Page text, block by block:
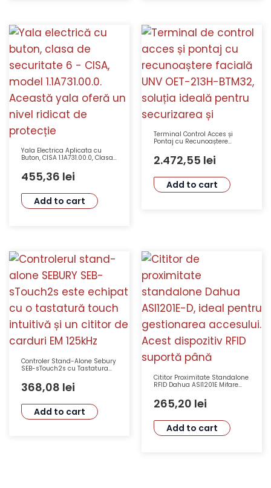
Yala Electrica Aplicata cu
Buton, CISA 1.1A731.00.0, Clasa
Greutate 2800g
455,36 lei
Add to cart
Terminal Control Acces și
Pontaj cu Recunoaștere
Ecran Touch 7 Inch, Acuratețe
Recunoaștere >99%
2.472,55 lei
Add to cart
Controler Stand-Alone Sebury
SEB-sTouch2s cu Tastatura
și Mifare 13.56MHz, Carcasa
Antivandal
368,08 lei
Add to cart
Cititor Proximitate Standalone
RFID Dahua ASI1201E Mifare
Waterproof
265,20 lei
Add to cart